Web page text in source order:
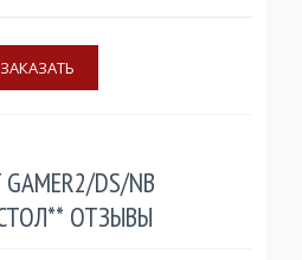
GAMER2/DS/NB
ОТЗЫВЫ